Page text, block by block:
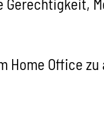
Home Office